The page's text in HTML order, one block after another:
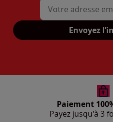
Envoyez
Paiement
Payez jusqu'à 3